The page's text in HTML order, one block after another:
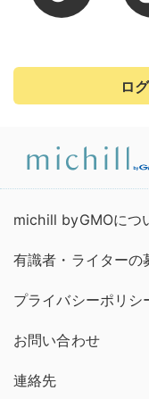
ロ
michill byGMOにつ
有識者・ライターの
プライバシーポリシ
お問い合わせ
連絡先